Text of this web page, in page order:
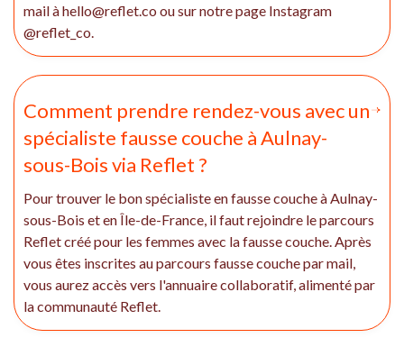
mail à hello@reflet.co ou sur notre page Instagram
@reflet_co.
Comment prendre rendez-vous avec un
spécialiste fausse couche à Aulnay-
sous-Bois via Reflet ?
Pour trouver le bon spécialiste en fausse couche à Aulnay-
sous-Bois et en Île-de-France, il faut rejoindre le parcours
Reflet créé pour les femmes avec la fausse couche. Après
vous êtes inscrites au parcours fausse couche par mail,
vous aurez accès vers l'annuaire collaboratif, alimenté par
la communauté Reflet.